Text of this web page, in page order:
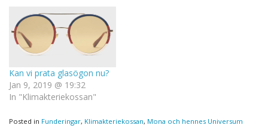
Kan vi prata glasögon nu?
Jan 9, 2019 @ 19:32
In "Klimakteriekossan"
Posted in Funderingar, Klimakteriekossan, Mona och hennes Universum